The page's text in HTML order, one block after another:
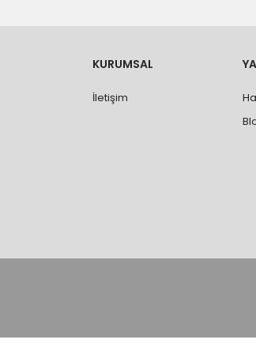
- Özel sipariş ürünlerde
değiştirilmez.
- Vitrifiye, tekne, küvet,
kişi veya firmaya mutlaka
KURUMSAL
İletişim